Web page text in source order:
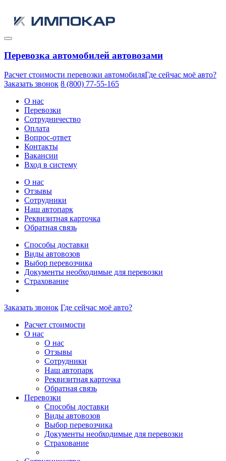
Перевозка автомобилей автовозами
Расчет стоимости перевозки автомобиляГде сейчас моё авто?
Заказать звонок 8 (800) 77-55-165
О нас
Перевозки
Сотрудничество
Оплата
Вопрос-ответ
Контакты
Вакансии
Вход в систему
О нас
Отзывы
Сотрудники
Наш автопарк
Реквизитная карточка
Обратная связь
Способы доставки
Виды автовозов
Выбор перевозчика
Документы необходимые для перевозки
Страхование
Заказать звонок Где сейчас моё авто?
Расчет стоимости
О нас
О нас
Отзывы
Сотрудники
Наш автопарк
Реквизитная карточка
Обратная связь
Перевозки
Способы доставки
Виды автовозов
Выбор перевозчика
Документы необходимые для перевозки
Страхование